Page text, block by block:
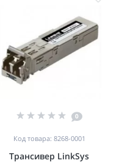
0
Код товара: 8268-0001
Трансивер LinkSys